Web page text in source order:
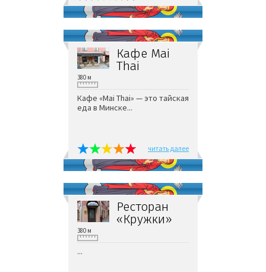
Кафе Mai
Thai
380 м
Кафе «Mai Thai» — это тайская
еда в Минске...
читать далее
Ресторан
«Кружки»
380 м
...